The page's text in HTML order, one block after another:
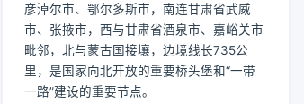
彦淖尔市、鄂尔多斯市，南连甘肃省武威
市、张掖市，西与甘肃省酒泉市、嘉峪关市
毗邻，北与蒙古国接壤，边境线长735公
里，是国家向北开放的重要桥头堡和“一带
一路”建设的重要节点。